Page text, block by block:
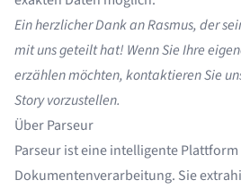
Ein herzlicher Dank an Rasmus, der
mit uns geteilt hat! Wenn Sie Ihre
erzählen möchten,kontaktieren Sie
Story vorzustellen.
Über Parseur
Parseur ist eine intelligente
Dokumentenverarbeitung. Sie